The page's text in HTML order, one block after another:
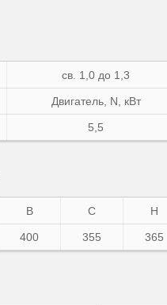
св. 1,0 до 1,3
Двигатель, N , кВт
5,5
B C H
400 355 365